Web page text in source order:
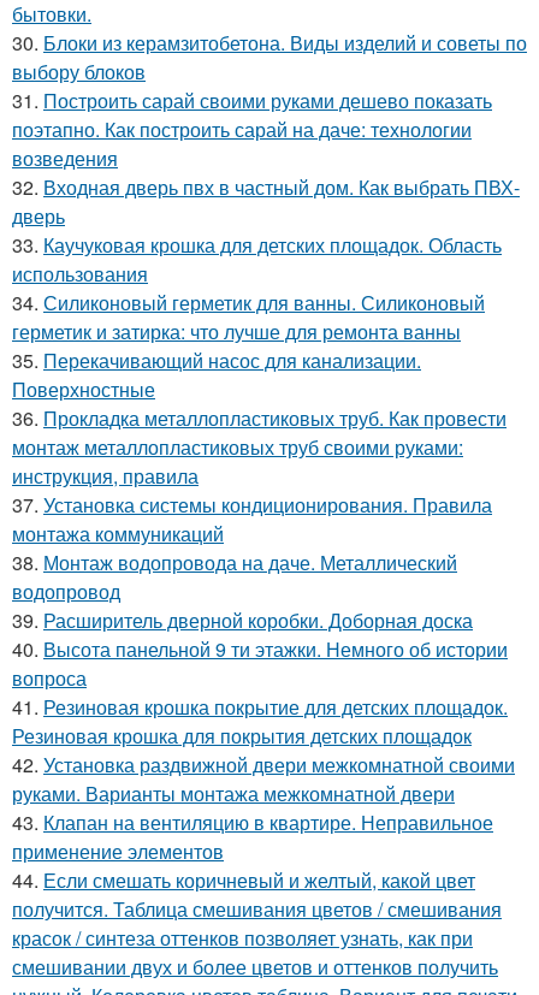
бытовки.
30. Блоки из керамзитобетона. Виды изделий и советы по
выбору блоков
31. Построить сарай своими руками дешево показать
поэтапно. Как построить сарай на даче: технологии
возведения
32. Входная дверь пвх в частный дом. Как выбрать ПВХ-
дверь
33. Каучуковая крошка для детских площадок. Область
использования
34. Силиконовый герметик для ванны. Силиконовый
герметик и затирка: что лучше для ремонта ванны
35. Перекачивающий насос для канализации.
Поверхностные
36. Прокладка металлопластиковых труб. Как провести
монтаж металлопластиковых труб своими руками:
инструкция, правила
37. Установка системы кондиционирования. Правила
монтажа коммуникаций
38. Монтаж водопровода на даче. Металлический
водопровод
39. Расширитель дверной коробки. Доборная доска
40. Высота панельной 9 ти этажки. Немного об истории
вопроса
41. Резиновая крошка покрытие для детских площадок.
Резиновая крошка для покрытия детских площадок
42. Установка раздвижной двери межкомнатной своими
руками. Варианты монтажа межкомнатной двери
43. Клапан на вентиляцию в квартире. Неправильное
применение элементов
44. Если смешать коричневый и желтый, какой цвет
получится. Таблица смешивания цветов / смешивания
красок / синтеза оттенков позволяет узнать, как при
смешивании двух и более цветов и оттенков получить